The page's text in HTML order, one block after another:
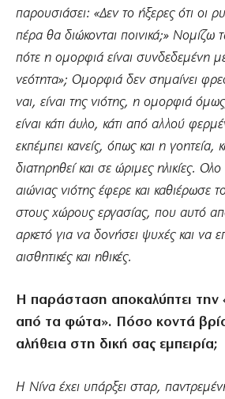
παρουσιάσει: «Δεν το ήξερες ότι οι
πέρα θα διώκονται ποινικά;» Νομίζω
πότε η ομορφιά είναι συνδεδεμένη
νεότητα»; Ομορφιά δεν σημαίνει
ναι, είναι της νιότης, η ομορφιά
είναι κάτι άυλο, κάτι από αλλού
εκπέμπει κανείς, όπως και η γοητεία,
διατηρηθεί και σε ώριμες ηλικίες. Ολο
αιώνιας νιότης έφερε και καθιέρωσε
στους χώρους εργασίας, που αυτό
αρκετό για να δονήσει ψυχές και να
αισθητικές και ηθικές.
Η παράσταση αποκαλύπτει την
από τα φώτα». Πόσο κοντά
αλήθεια στη δική σας εμπειρία;
Η Νίνα έχει υπάρξει σταρ,